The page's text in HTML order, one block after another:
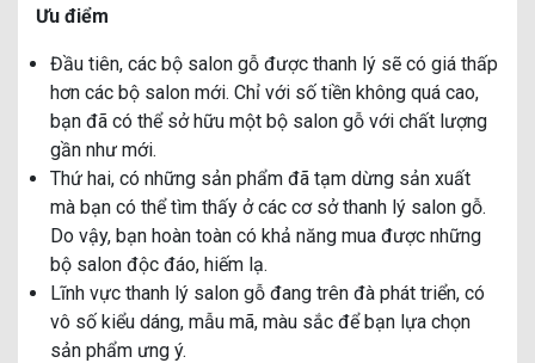
Ưu điểm
Đầu tiên, các bộ salon gỗ được thanh lý sẽ có giá thấp
hơn các bộ salon mới. Chỉ với số tiền không quá cao,
bạn đã có thể sở hữu một bộ salon gỗ với chất lượng
gần như mới.
Thứ hai, có những sản phẩm đã tạm dừng sản xuất
mà bạn có thể tìm thấy ở các cơ sở thanh lý salon gỗ.
Do vậy, bạn hoàn toàn có khả năng mua được những
bộ salon độc đáo, hiếm lạ.
Lĩnh vực thanh lý salon gỗ đang trên đà phát triển, có
vô số kiểu dáng, mẫu mã, màu sắc để bạn lựa chọn
sản phẩm ưng ý.